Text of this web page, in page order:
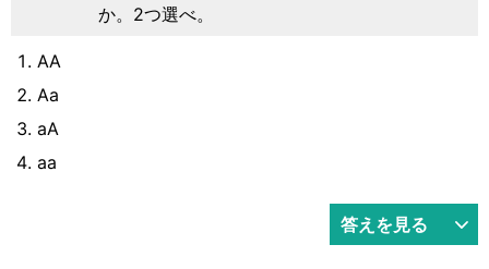
か。2つ選べ。
AA
Aa
aA
aa
答えを見る